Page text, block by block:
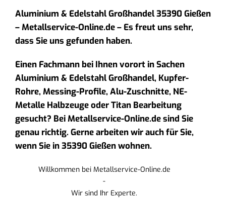
Aluminium & Edelstahl Großhandel 35390 Gießen
– Metallservice-Online.de – Es freut uns sehr,
dass Sie uns gefunden haben.
Einen Fachmann bei Ihnen vorort in Sachen
Aluminium & Edelstahl Großhandel, Kupfer-
Rohre, Messing-Profile, Alu-Zuschnitte, NE-
Metalle Halbzeuge oder Titan Bearbeitung
gesucht? Bei Metallservice-Online.de sind Sie
genau richtig. Gerne arbeiten wir auch für Sie,
wenn Sie in 35390 Gießen wohnen.
Willkommen bei Metallservice-Online.de
-
Wir sind Ihr Experte.